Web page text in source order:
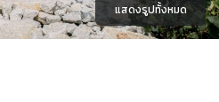
แสดงรูปทั้งหมด